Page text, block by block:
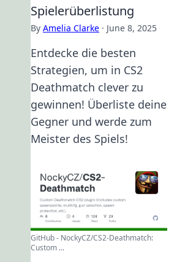
Spielerüberlistung
By Amelia Clarke · June 8, 2025
Entdecke die besten
Strategien, um in CS2
Deathmatch clever zu
gewinnen! Überliste deine
Gegner und werde zum
Meister des Spiels!
GitHub - NockyCZ/CS2-Deathmatch:
Custom ...